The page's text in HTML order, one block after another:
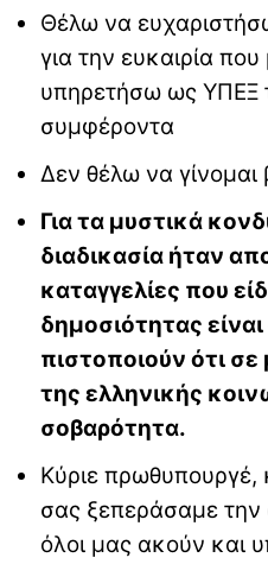
Θέλω να
για την ευκαιρία
υπηρετήσω ως ΥΠΕΞ
συμφέροντα
Δεν θέλω να γίνομαι
Για τα μυστικά
διαδικασία ήταν
καταγγελίες που
δημοσιότητας
πιστοποιούν ότι
της ελληνικής
σοβαρότητα.
Κύριε πρωθυπουργέ,
σας ξεπεράσαμε
όλοι μας ακούν και